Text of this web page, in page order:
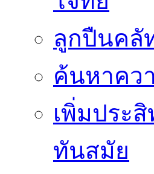
ลูกปืนคลั
ค้นหาคว
เพิ่มประ
ทันสมัย